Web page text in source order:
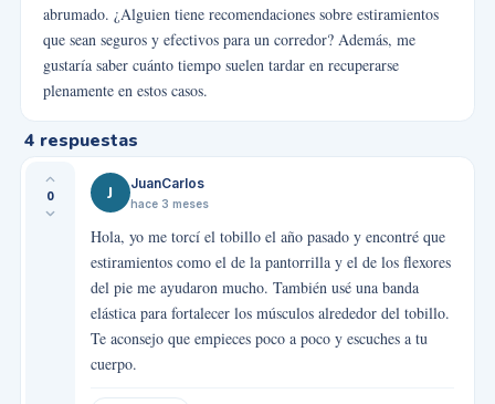
abrumado. ¿Alguien tiene recomendaciones sobre estiramientos
que sean seguros y efectivos para un corredor? Además, me
gustaría saber cuánto tiempo suelen tardar en recuperarse
plenamente en estos casos.
4 respuestas
0 J JuanCarlos
hace 3 meses
Hola, yo me torcí el tobillo el año pasado y encontré que
estiramientos como el de la pantorrilla y el de los flexores
del pie me ayudaron mucho. También usé una banda
elástica para fortalecer los músculos alrededor del tobillo.
Te aconsejo que empieces poco a poco y escuches a tu
cuerpo.